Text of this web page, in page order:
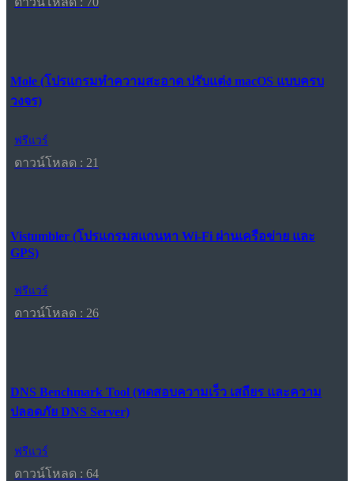
Mole (โปรแกรมทำความสะอาด ปรับแต่ง macOS แบบครบ
วงจร)
ฟรีแวร์
ดาวน์โหลด : 21
Vistumbler (โปรแกรมสแกนหา Wi-Fi ผ่านเครือข่าย และ
GPS)
ฟรีแวร์
ดาวน์โหลด : 26
DNS Benchmark Tool (ทดสอบความเร็ว เสถียร และความ
ปลอดภัย DNS Server)
ฟรีแวร์
ดาวน์โหลด : 64